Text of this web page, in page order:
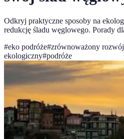
Odkryj praktyczne sposoby na
redukcję śladu węglowego. Porady
#eko podróże#zrównoważony rozwój
ekologiczny#podróże